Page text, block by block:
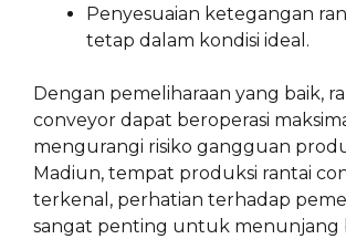
Penyesuaian ketegangan
tetap dalam kondisi ideal.
Dengan pemeliharaan yang baik,
conveyor dapat beroperasi
mengurangi risiko gangguan
Madiun, tempat produksi rantai
terkenal, perhatian terhadap
sangat penting untuk menunjang